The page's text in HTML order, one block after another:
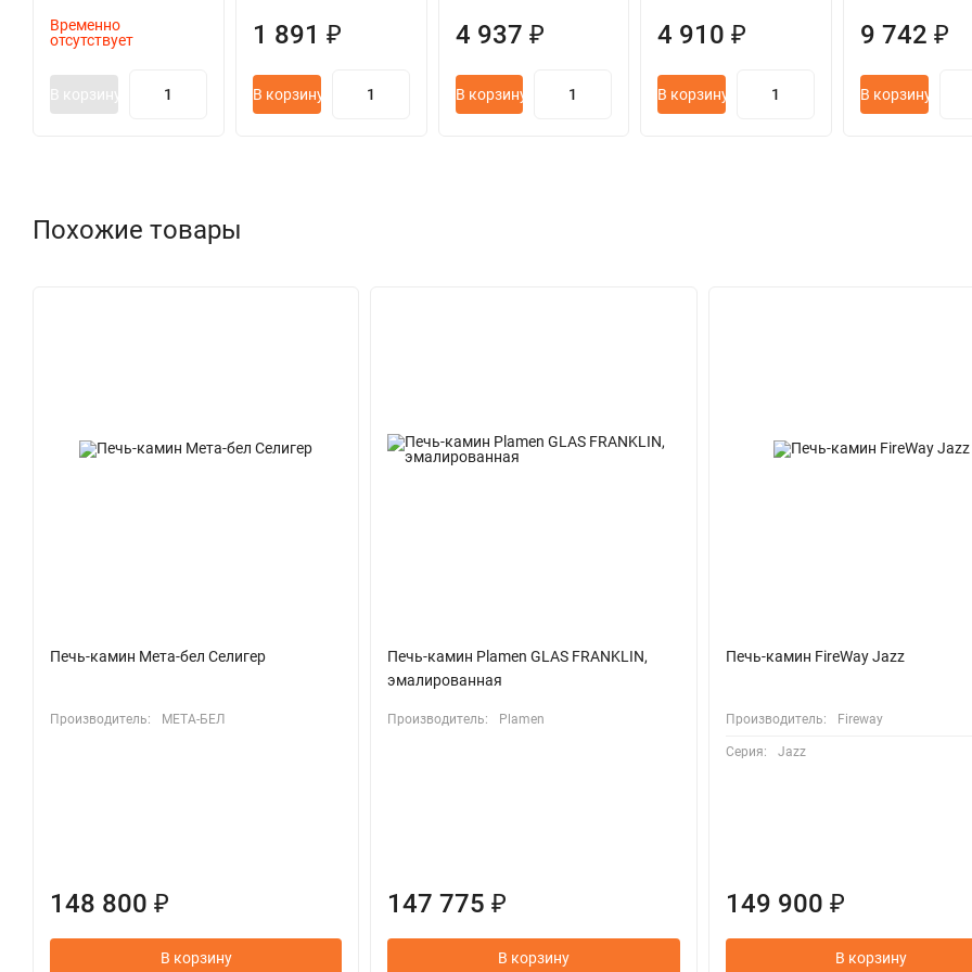
Временно
отсутствует
В корзину
1 891 ₽
В корзину
4 937 ₽
В корзину
4 910 ₽
В корзину
9 742 ₽
В корзину
Похожие товары
Печь-камин Мета-бел Селигер
Производитель: МЕТА-БЕЛ
148 800 ₽
В корзину
Печь-камин Plamen GLAS FRANKLIN,
эмалированная
Производитель: Plamen
147 775 ₽
В корзину
Печь-камин FireWay Jazz
Производитель: Fireway
Серия: Jazz
149 900 ₽
В корзину